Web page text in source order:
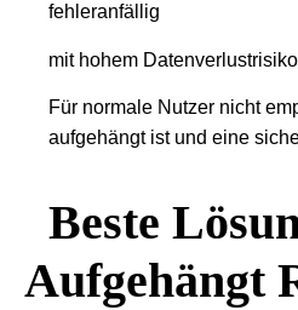
fehleranfällig
mit hohem
Für normale Nutzer nicht
aufgehängt ist und eine
Beste
Aufgehängt